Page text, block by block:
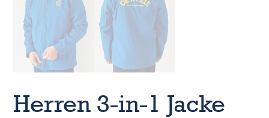
Herren 3-in-1 Jacke